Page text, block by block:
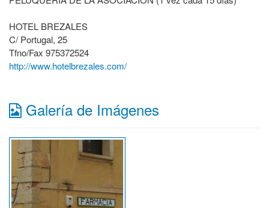
HOTEL BREZALES
C/ Portugal, 25
Tfno/Fax 975372524
http://www.hotelbrezales.com/
Galería de Imágenes